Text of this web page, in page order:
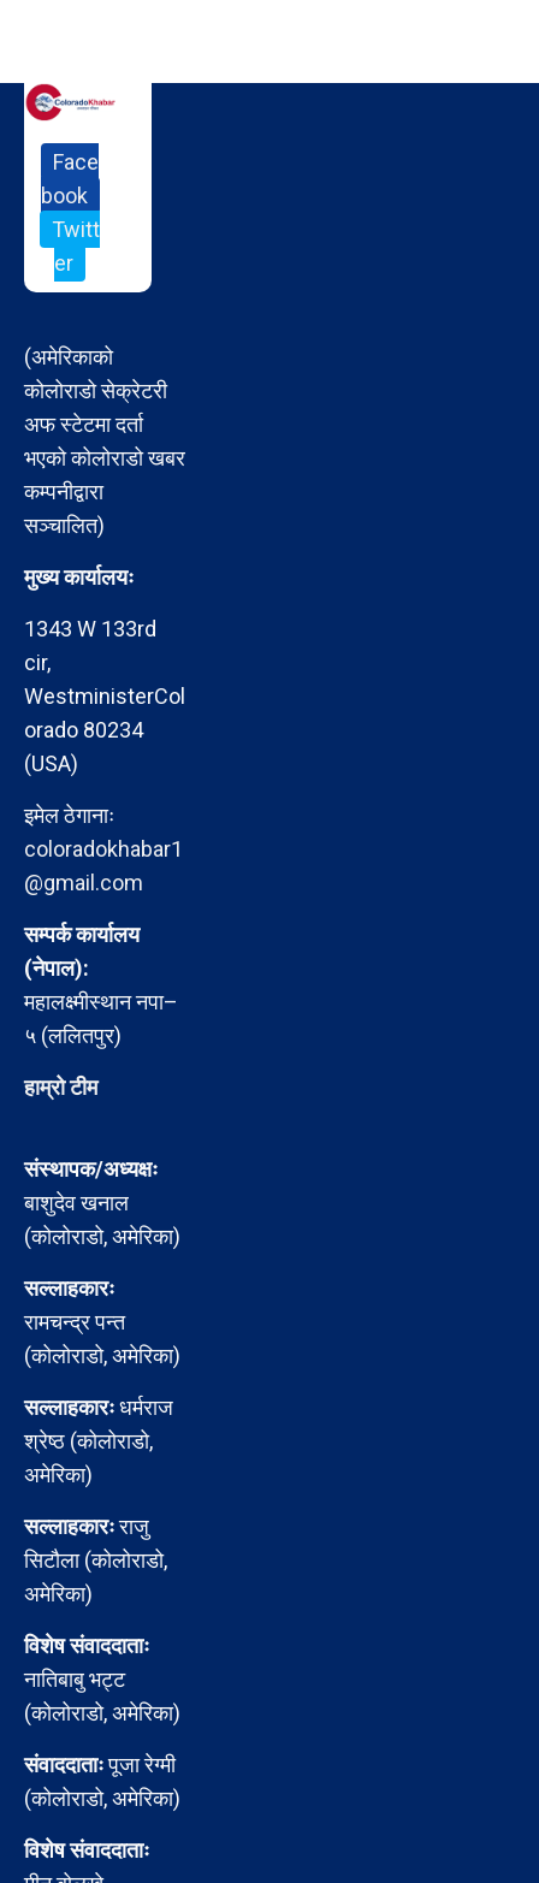
Face
book
Twitt
er
(अमेरिकाको
कोलोराडो सेक्रेटरी
अफ स्टेटमा दर्ता
भएको कोलोराडो खबर
कम्पनीद्वारा
सञ्चालित)
मुख्य कार्यालयः
1343 W 133rd
cir,
WestministerCol
orado 80234
(USA)
इमेल ठेगानाः
coloradokhabar1
@gmail.com
सम्पर्क कार्यालय
(नेपाल):
महालक्ष्मीस्थान नपा–
५ (ललितपुर)
हाम्रो टीम
संस्थापक/अध्यक्षः
बाशुदेव खनाल
(कोलोराडो, अमेरिका)
सल्लाहकारः
रामचन्द्र पन्त
(कोलोराडो, अमेरिका)
सल्लाहकारःधर्मराज
श्रेष्ठ (कोलोराडो,
अमेरिका)
सल्लाहकारःराजु
सिटौला (कोलोराडो,
अमेरिका)
विशेष संवाददाताः
नातिबाबु भट्ट
(कोलोराडो, अमेरिका)
संवाददाताःपूजा रेग्मी
(कोलोराडो, अमेरिका)
विशेष संवाददाताः